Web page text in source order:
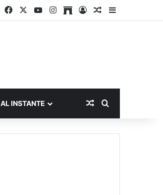
FacebookYouTubeInstagram
ArchiveAccesoPublicación al
Barra lateral
AL INSTANTE Publicación al
Buscar por